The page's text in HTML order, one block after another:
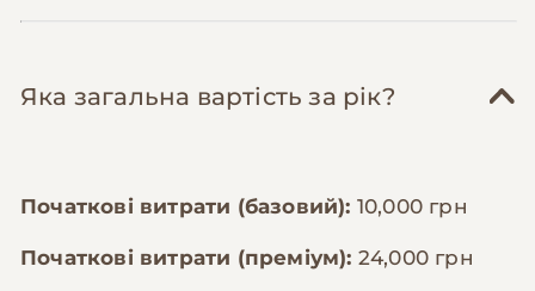
Яка загальна вартість за рік?
Початкові витрати (базовий): 10,000 грн
Початкові витрати (преміум): 24,000 грн